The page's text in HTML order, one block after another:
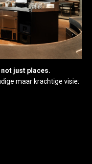
just places.
maar krachtige visie: